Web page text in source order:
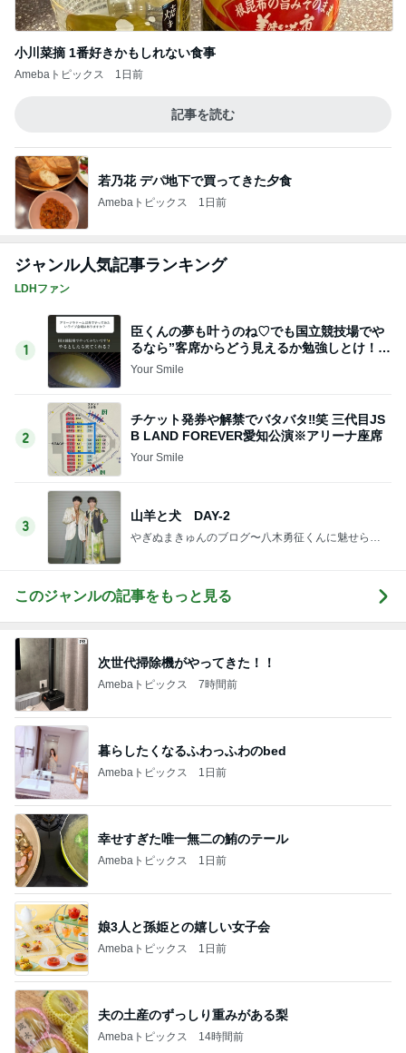
小川菜摘 1番好きかもしれない食事
Amebaトピックス 1日前
記事を読む
若乃花 デパ地下で買ってきた夕食
Amebaトピックス 1日前
ジャンル人気記事ランキング
LDHファン
1
臣くんの夢も叶うのね♡でも国立競技場でや
るなら”客席からどう見えるか勉強しとけ！っ
てカッコいい♡
Your Smile️‍
2
チケット発券や解禁でバタバタ‼️笑 三代目JS
B LAND FOREVER愛知公演※アリーナ座席
Your Smile️‍
3
山羊と犬 DAY-2
やぎぬまきゅんのブログ〜八木勇征くんに魅せられ
このジャンルの記事をもっと見る
次世代掃除機がやってきた！！
Amebaトピックス 7時間前
暮らしたくなるふわっふわのbed
Amebaトピックス 1日前
幸せすぎた唯一無二の鮪のテール
Amebaトピックス 1日前
娘3人と孫姫との嬉しい女子会
Amebaトピックス 1日前
夫の土産のずっしり重みがある梨
Amebaトピックス 14時間前